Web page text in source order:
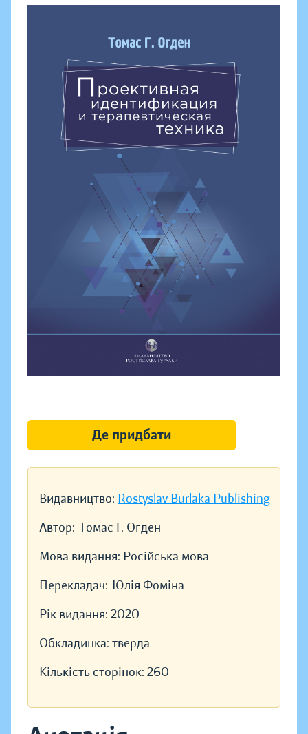
Видавництво: Rostyslav Burlaka Publishing
Автор: Томас Г. Огден
Мова видання: Російська мова
Перекладач: Юлія Фоміна
Рік видання: 2020
Обкладинка: тверда
Кількість сторінок: 260
Де придбати